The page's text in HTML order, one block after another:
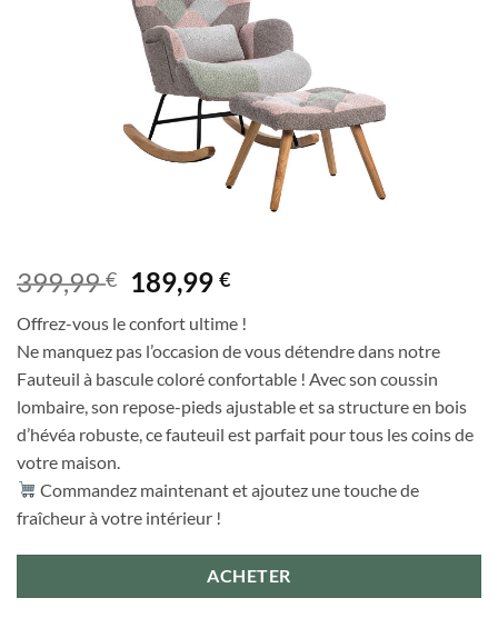
399,99€
Le
prix
initial
était :
399,99 €.
189,99€Le
actuel
est :
189,99 €.
Offrez-vous le confort ultime !
Ne manquez pas l’occasion de vous détendre dans notre
Fauteuil à bascule coloré confortable ! Avec son coussin
lombaire, son repose-pieds ajustable et sa structure en bois
d’hévéa robuste, ce fauteuil est parfait pour tous les coins de
votre maison.
Commandez maintenant et ajoutez une touche de
fraîcheur à votre intérieur !
ACHETER